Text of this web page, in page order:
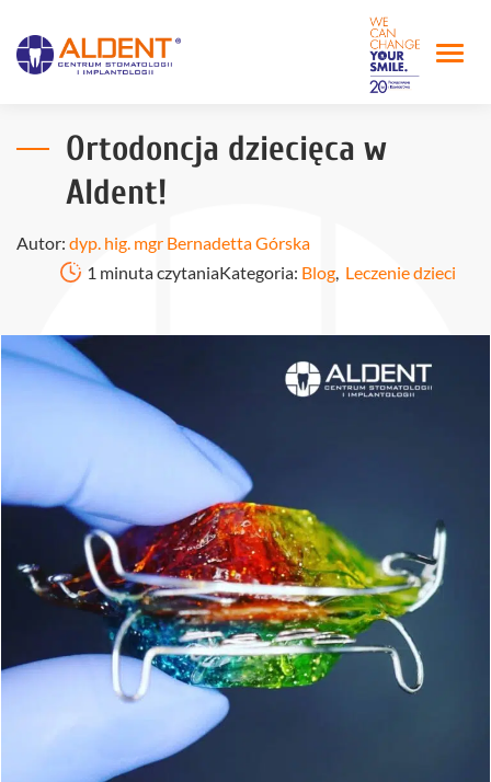
Ortodoncja dziecięca w
Aldent!
Autor: dyp. hig. mgr Bernadetta Górska
1 minuta czytaniaKategoria: Blog, Leczenie dzieci